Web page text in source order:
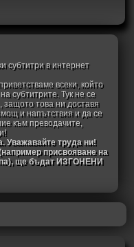
субтитри в интернет
всеки, който
субтитрите. Тук не се
, защото това ни доставя
и напътствия и да се
към преводачите,
Уважавайте труда ни!
присвояване на
ще бъдат ИЗГОНЕНИ